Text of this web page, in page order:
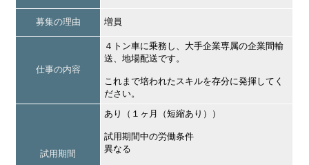
募集の理由 増員
仕事の内容
４トン車に乗務し、大手企業専属の企業間輸
送、地場配送です。
これまで培われたスキルを存分に発揮してく
ださい。
試用期間
あり（１ヶ月（短縮あり））
試用期間中の労働条件
異なる